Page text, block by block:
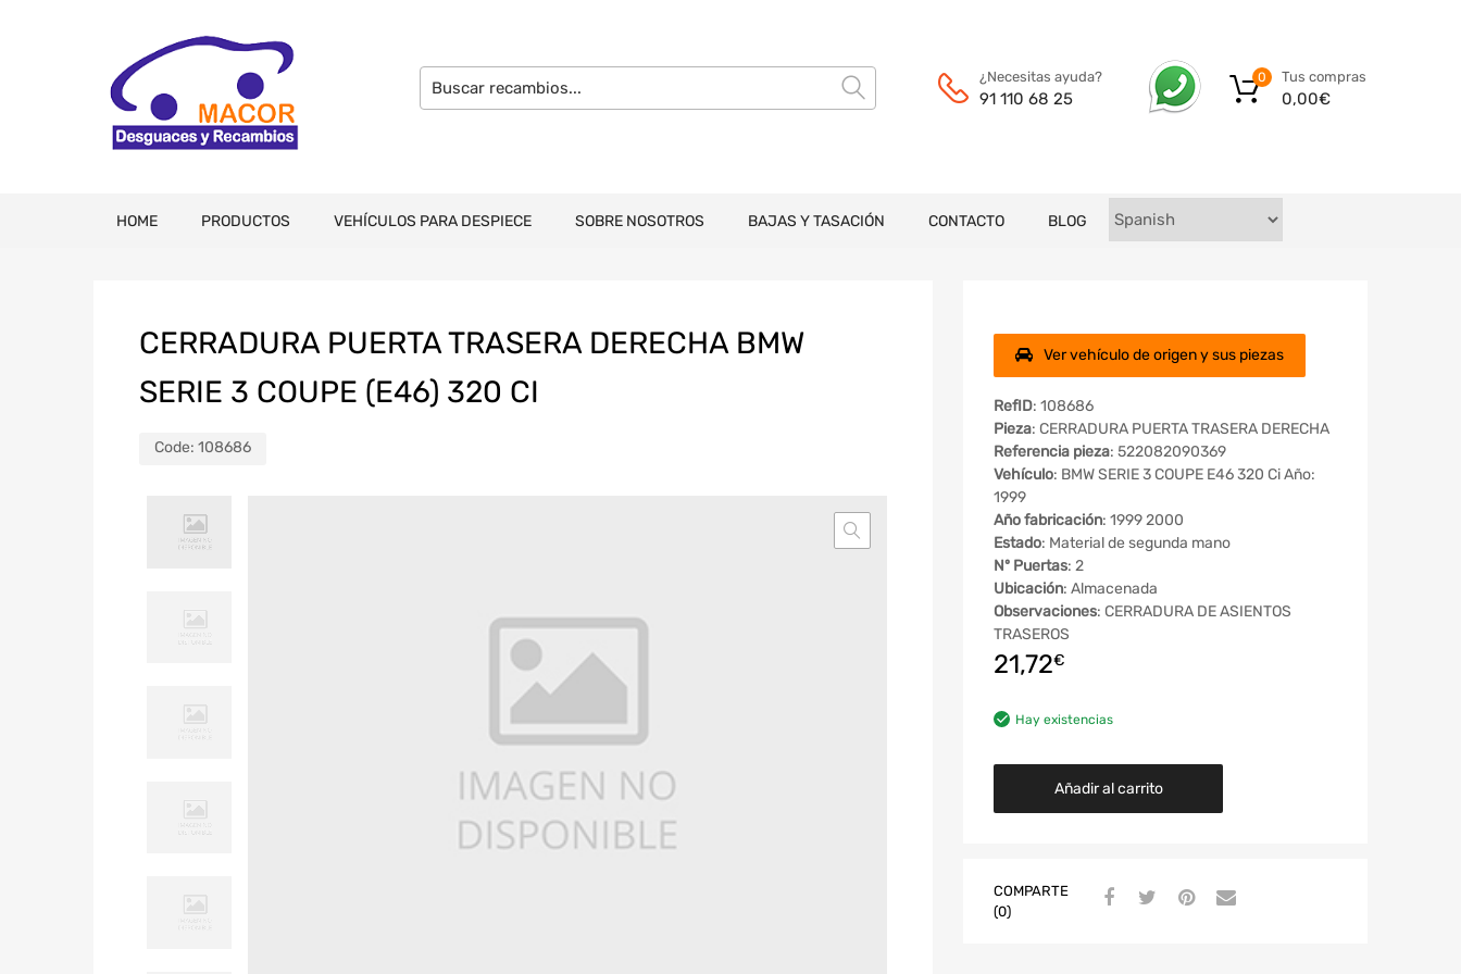
¿Necesitas ayuda?
91 110 68 25
Tus compras
0,00€
0
HOME PRODUCTOS VEHÍCULOS PARA DESPIECE SOBRE NOSOTROS BAJAS Y TASACIÓN CONTACTO BLOG
CERRADURA PUERTA TRASERA DERECHA BMW
SERIE 3 COUPE (E46) 320 CI
Code: 108686
Ver vehículo de origen y sus piezas
RefID: 108686
Pieza: CERRADURA PUERTA TRASERA DERECHA
Referencia pieza: 522082090369
Vehículo: BMW SERIE 3 COUPE E46 320 Ci Año:
1999
Año fabricación: 1999 2000
Estado: Material de segunda mano
Nº Puertas: 2
Ubicación: Almacenada
Observaciones: CERRADURA DE ASIENTOS
TRASEROS
21,72€
Hay existencias
Añadir al carrito
COMPARTE
(0)